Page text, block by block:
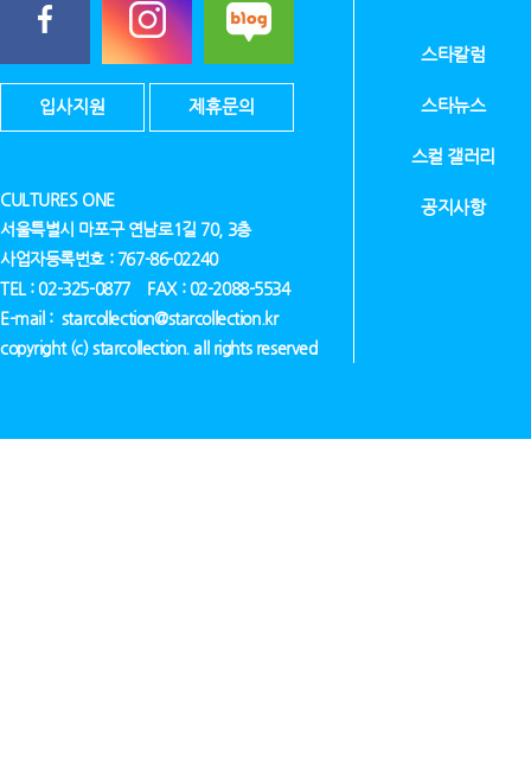
입사지원 제휴문의
CULTURES ONE
서울특별시 마포구 연남로1길 70, 3층
사업자등록번호 : 767-86-02240
TEL : 02-325-0877 FAX : 02-2088-5534
E-mail : starcollection@starcollection.kr
copyright (c) starcollection. all rights reserved
스타칼럼
스타뉴스
스컬 갤러리
공지사항